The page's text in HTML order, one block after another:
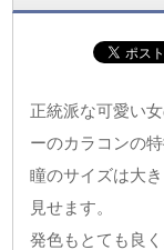
正統派な可愛い
ーのカラコンの特
瞳のサイズは大
見せます。
発色もとても良